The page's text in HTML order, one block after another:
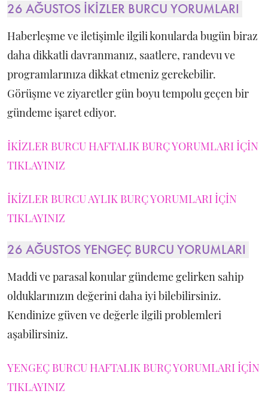
26 AĞUSTOS İKİZLER BURCU YORUMLARI
Haberleşme ve iletişimle ilgili konularda bugün biraz
daha dikkatli davranmanız, saatlere, randevu ve
programlarınıza dikkat etmeniz gerekebilir.
Görüşme ve ziyaretler gün boyu tempolu geçen bir
gündeme işaret ediyor.
İKİZLER BURCU HAFTALIK BURÇ YORUMLARI İÇİN
TIKLAYINIZ
İKİZLER BURCU AYLIK BURÇ YORUMLARI İÇİN
TIKLAYINIZ
26 AĞUSTOS YENGEÇ BURCU YORUMLARI
Maddi ve parasal konular gündeme gelirken sahip
olduklarınızın değerini daha iyi bilebilirsiniz.
Kendinize güven ve değerle ilgili problemleri
aşabilirsiniz.
YENGEÇ BURCU HAFTALIK BURÇ YORUMLARI İÇİN
TIKLAYINIZ